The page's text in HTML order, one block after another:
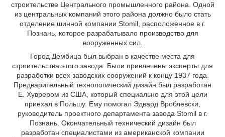
строительстве Центрального промышленного района. Одной
из центральных компаний этого района должно было стать
отделение шинной компании Stomil, расположенное в г.
Познань, которое разрабатывало производство для
вооруженных сил.
Город Дембица был выбран в качестве места для
строительства этого завода. Были привлечены эксперты для
разработки всех заводских сооружений к концу 1937 года.
Предварительный технологический дизайн был разработан
Е. Хуврером из США, который специально для этой цели
приехал в Польшу. Ему помогал Эдвард Вроблевски,
руководитель проектного департамента завода Stomil в г.
Познань. Окончательный технический дизайн был
разработан специалистами из американской компании